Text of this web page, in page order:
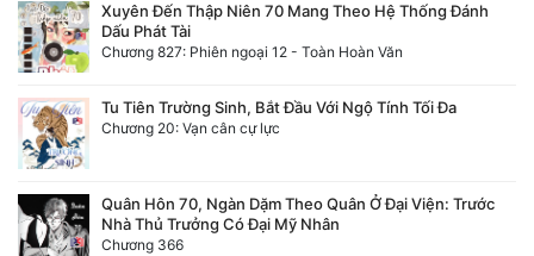
Xuyên Đến Thập Niên 70 Mang Theo Hệ Thống Đánh
Dấu Phát Tài
Chương 827: Phiên ngoại 12 - Toàn Hoàn Văn
Tu Tiên Trường Sinh, Bắt Đầu Với Ngộ Tính Tối Đa
Chương 20: Vạn cân cự lực
Quân Hôn 70, Ngàn Dặm Theo Quân Ở Đại Viện: Trước
Nhà Thủ Trưởng Có Đại Mỹ Nhân
Chương 366